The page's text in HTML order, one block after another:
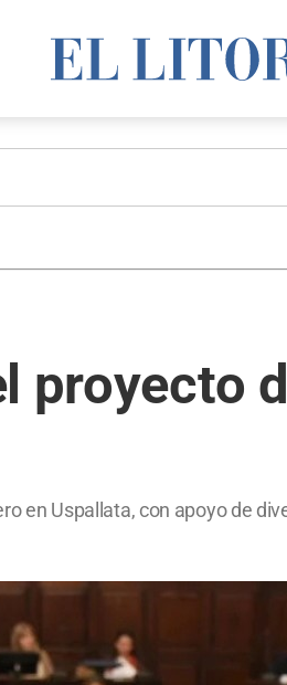
proyecto
en Uspallata, con apoyo de